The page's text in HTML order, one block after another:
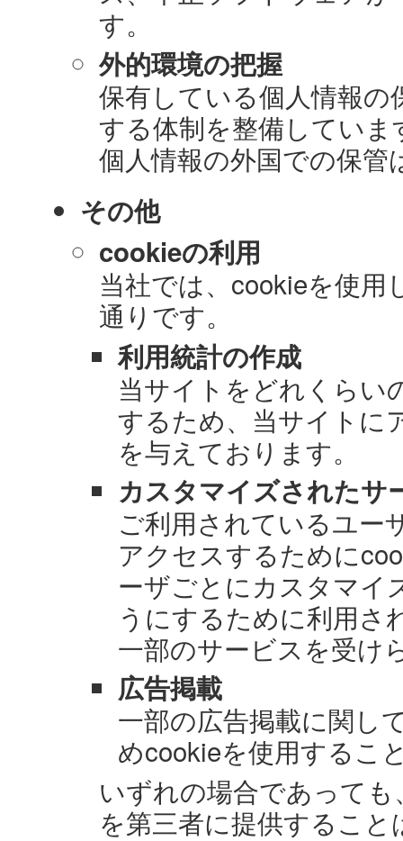
す。
外的環境の把握
保有している個人情報
する体制を整備していま
個人情報の外国での保管
その他
cookieの利用
当社では、cookieを使用
通りです。
利用統計の作成
当サイトをどれくらい
するため、当サイトに
を与えております。
カスタマイズされたサ
ご利用されているユー
アクセスするために
ーザごとにカスタマイ
うにするために利用さ
一部のサービスを受け
広告掲載
一部の広告掲載に関し
めcookieを使用するこ
いずれの場合であって
を第三者に提供するこ